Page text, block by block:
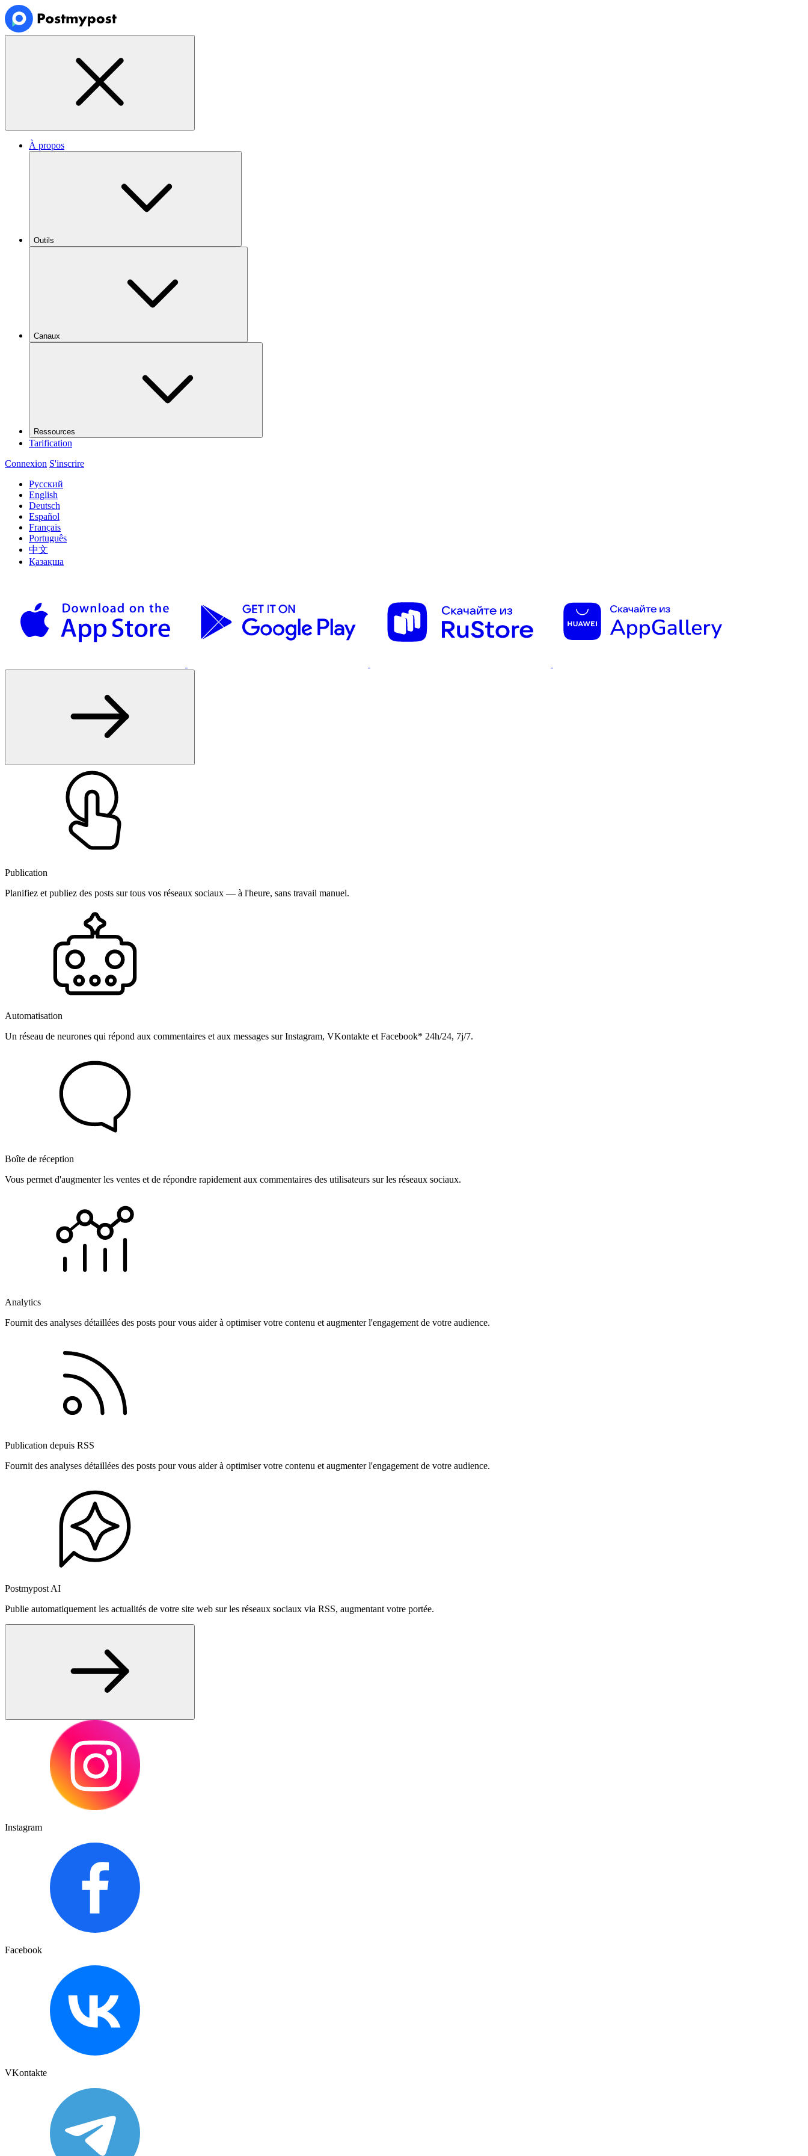
À propos
Outils
Canaux
Ressources
Tarification
Connexion S'inscrire
Русский
English
Deutsch
Español
Français
Português
中文
Қазақша
Publication
Planifiez et publiez des posts sur tous vos réseaux sociaux — à l'heure, sans travail manuel.
Automatisation
Un réseau de neurones qui répond aux commentaires et aux messages sur Instagram, VKontakte et Facebook* 24h/24, 7j/7.
Boîte de réception
Vous permet d'augmenter les ventes et de répondre rapidement aux commentaires des utilisateurs sur les réseaux sociaux.
Analytics
Fournit des analyses détaillées des posts pour vous aider à optimiser votre contenu et augmenter l'engagement de votre audience.
Publication depuis RSS
Fournit des analyses détaillées des posts pour vous aider à optimiser votre contenu et augmenter l'engagement de votre audience.
Postmypost AI
Publie automatiquement les actualités de votre site web sur les réseaux sociaux via RSS, augmentant votre portée.
Instagram
Facebook
VKontakte